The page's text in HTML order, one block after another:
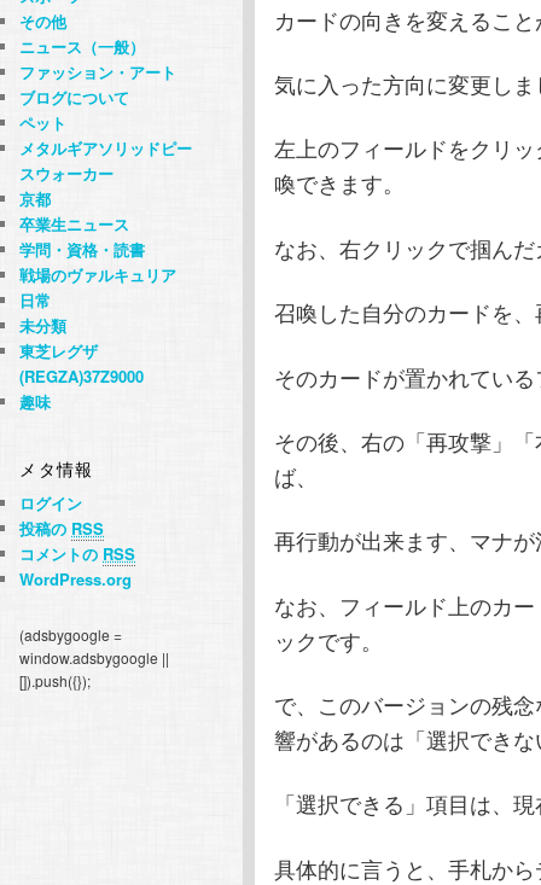
カードの向きを変えるこ
気に入った方向に変更し
左上のフィールドをクリ
喚できます。
なお、右クリックで掴ん
召喚した自分のカードを
そのカードが置かれてい
その後、右の「再攻撃」
ば、
再行動が出来ます、マナ
なお、フィールド上のカ
ックです。
で、このバージョンの残
響があるのは「選択でき
「選択できる」項目は、
具体的に言うと、手札か
その他
ニュース（一般）
ファッション・アート
ブログについて
ペット
メタルギアソリッドピー
スウォーカー
京都
卒業生ニュース
学問・資格・読書
戦場のヴァルキュリア
日常
未分類
東芝レグザ
(REGZA)37Z9000
趣味
メタ情報
ログイン
投稿の RSS
コメントの RSS
WordPress.org
(adsbygoogle =
window.adsbygoogle ||
[]).push({});